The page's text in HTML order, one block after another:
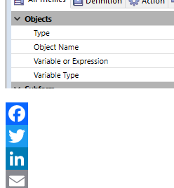
Facebook
Twitter
LinkedIn